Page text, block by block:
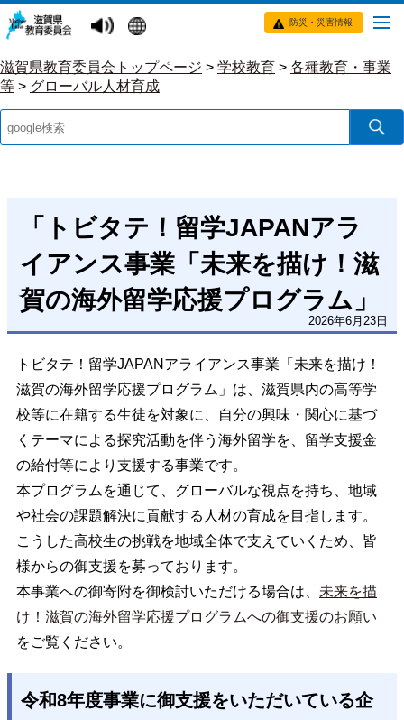
防災・災害情報
滋賀県教育委員会トップページ > 学校教育 > 各種教育・事業
等 > グローバル人材育成
「トビタテ！留学JAPANアラ
イアンス事業「未来を描け！滋
賀の海外留学応援プログラム」
2026年6月23日
トビタテ！留学JAPANアライアンス事業「未来を描け！
滋賀の海外留学応援プログラム」は、滋賀県内の高等学
校等に在籍する生徒を対象に、自分の興味・関心に基づ
くテーマによる探究活動を伴う海外留学を、留学支援金
の給付等により支援する事業です。
本プログラムを通じて、グローバルな視点を持ち、地域
や社会の課題解決に貢献する人材の育成を目指します。
こうした高校生の挑戦を地域全体で支えていくため、皆
様からの御支援を募っております。
本事業への御寄附を御検討いただける場合は、 未来を描
け！滋賀の海外留学応援プログラムへの御支援のお願い
をご覧ください。
令和8年度事業に御支援をいただいている企